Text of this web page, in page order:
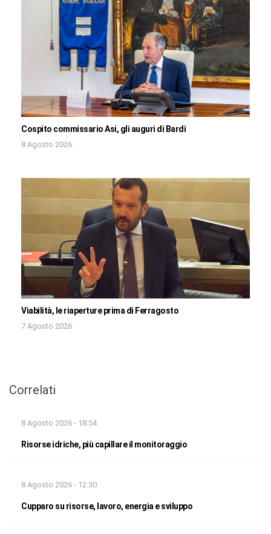
Cospito commissario Asi, gli auguri di Bardi
8 Agosto 2026
Viabilità, le riaperture prima di Ferragosto
7 Agosto 2026
Correlati
8 Agosto 2026 - 18:54
Risorse idriche, più capillare il monitoraggio
8 Agosto 2026 - 12:30
Cupparo su risorse, lavoro, energia e sviluppo